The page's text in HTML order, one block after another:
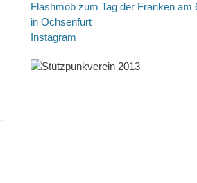
Flashmob zum Tag der Franken am
in Ochsenfurt
Instagram